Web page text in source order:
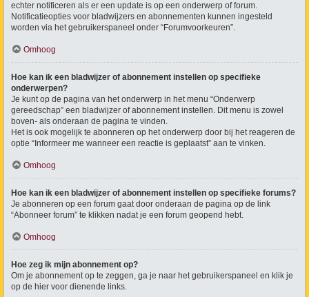
echter notificeren als er een update is op een onderwerp of forum.
Notificatieopties voor bladwijzers en abonnementen kunnen ingesteld
worden via het gebruikerspaneel onder “Forumvoorkeuren”.
Omhoog
Hoe kan ik een bladwijzer of abonnement instellen op specifieke
onderwerpen?
Je kunt op de pagina van het onderwerp in het menu “Onderwerp
gereedschap” een bladwijzer of abonnement instellen. Dit menu is zowel
boven- als onderaan de pagina te vinden.
Het is ook mogelijk te abonneren op het onderwerp door bij het reageren de
optie “Informeer me wanneer een reactie is geplaatst” aan te vinken.
Omhoog
Hoe kan ik een bladwijzer of abonnement instellen op specifieke forums?
Je abonneren op een forum gaat door onderaan de pagina op de link
“Abonneer forum” te klikken nadat je een forum geopend hebt.
Omhoog
Hoe zeg ik mijn abonnement op?
Om je abonnement op te zeggen, ga je naar het gebruikerspaneel en klik je
op de hier voor dienende links.